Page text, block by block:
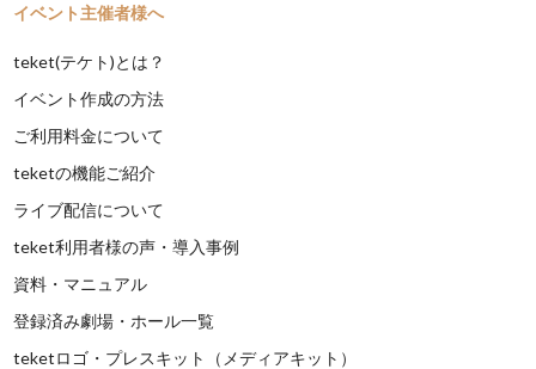
イベント主催者様へ
teket(テケト)とは？
イベント作成の方法
ご利用料金について
teketの機能ご紹介
ライブ配信について
teket利用者様の声・導入事例
資料・マニュアル
登録済み劇場・ホール一覧
teketロゴ・プレスキット（メディアキット）